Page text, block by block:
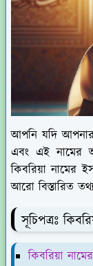
আপনি যদি আপনার
এবং এই নামের
কিবরিয়া নামের
আরো বিস্তারিত
সূচিপত্রঃ
কিবরিয়া